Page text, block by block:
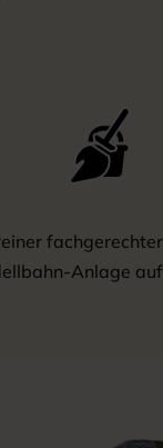
Anlage